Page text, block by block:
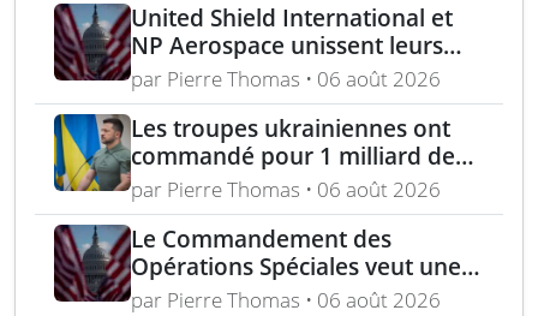
United Shield International et
NP Aerospace unissent leurs
forces pour renforcer le soutien
aux équipes américaines de
déminage
par Pierre Thomas • 06 août 2026
Les troupes ukrainiennes ont
commandé pour 1 milliard de
dollars lors de la première
année du marché Brave1
par Pierre Thomas • 06 août 2026
Le Commandement des
Opérations Spéciales veut une
mitrailleuse 5,56 mm de 4,5 kg
par Pierre Thomas • 06 août 2026